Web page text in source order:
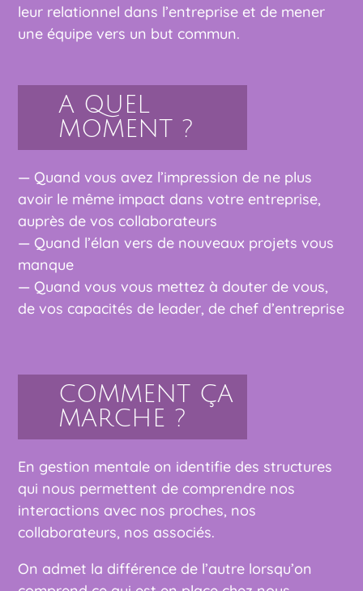
leur relationnel dans l’entreprise et de mener
une équipe vers un but commun.
A QUEL
MOMENT ?
— Quand vous avez l’impression de ne plus
avoir le même impact dans votre entreprise,
auprès de vos collaborateurs
— Quand l’élan vers de nouveaux projets vous
manque
— Quand vous vous mettez à douter de vous,
de vos capacités de leader, de chef d’entreprise
COMMENT ÇA
MARCHE ?
En gestion mentale on identifie des structures
qui nous permettent de comprendre nos
interactions avec nos proches, nos
collaborateurs, nos associés.
On admet la différence de l’autre lorsqu’on